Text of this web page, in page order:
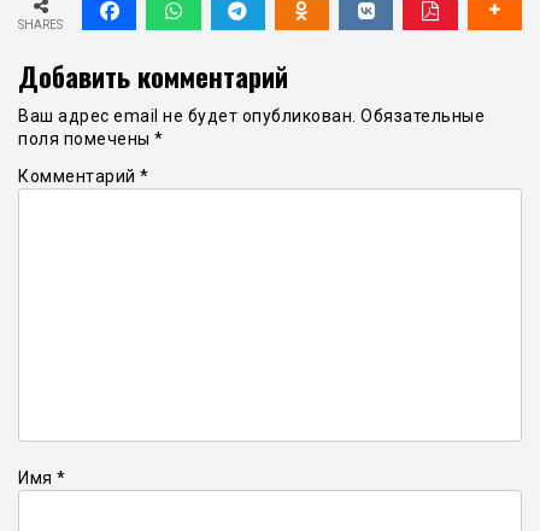
SHARES
Добавить комментарий
Ваш адрес email не будет опубликован. Обязательные
поля помечены *
Комментарий *
Имя *